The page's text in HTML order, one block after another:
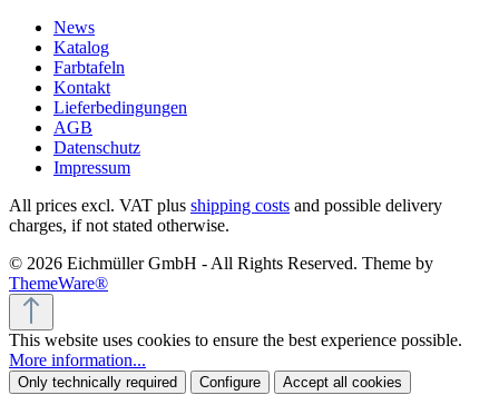
News
Katalog
Farbtafeln
Kontakt
Lieferbedingungen
AGB
Datenschutz
Impressum
All prices excl. VAT plus shipping costs and possible delivery
charges, if not stated otherwise.
© 2026 Eichmüller GmbH - All Rights Reserved. Theme by
ThemeWare®
This website uses cookies to ensure the best experience possible.
More information...
Only technically required Configure Accept all cookies